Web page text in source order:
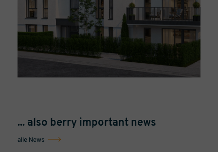
... also berry important news
alle News